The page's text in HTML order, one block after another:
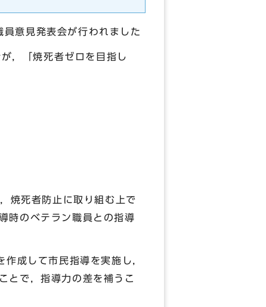
意見発表会が行われました
，「焼死者ゼロを目指し
焼死者防止に取り組む上で
時のベテラン職員との指導
成して市民指導を実施し，
とで，指導力の差を補うこ